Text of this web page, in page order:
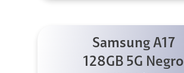
Samsung A17
128GB 5G Negro